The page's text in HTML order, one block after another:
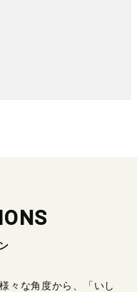
様々な角度から、「いし